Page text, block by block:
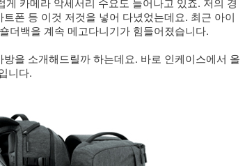
카메라 악세서리 수요도 늘어나고 있죠. 저의 경
폰 등 이것 저것을 넣어 다녔었는데요. 최근 아이
더백을 계속 메고다니기가 힘들어졌습니다.
을 소개해드릴까 하는데요. 바로 인케이스에서 올
니다.